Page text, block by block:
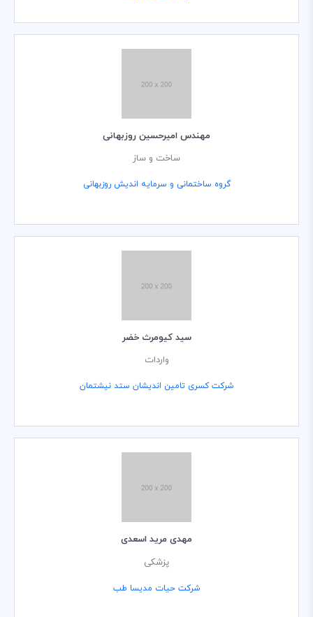
مهندس امیرحسین روزبهانی
ساخت و ساز
گروه ساختمانی و سرمایه اندیش روزبهانی
سید کیومرث خضر
واردات
شرکت کسری تامین اندیشان ستد نیشتمان
مهدی مرید اسعدی
پزشکی
شرکت حیات مدیسا طب